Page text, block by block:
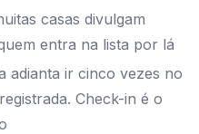
casas divulgam
entra na lista por lá
adianta ir cinco vezes no
Check-in é o